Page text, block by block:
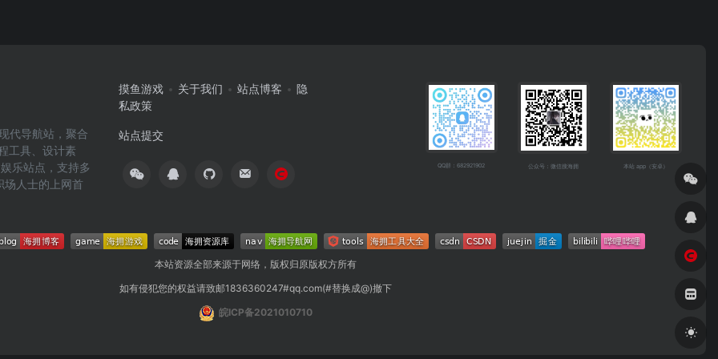
代导航站，聚合
工具、设计素
乐站点，支持多
场人士的上网首
摸鱼游戏 关于我们 站点博客
隐
私政策
站点提交
QQ群：682921902 公众号：微信搜海拥 本站 app（安卓）
本站资源全部来源于网络，版权归原版权方所有
如有侵犯您的权益请致邮1836360247#qq.com(#替换成@)撤下
皖ICP备2021010710